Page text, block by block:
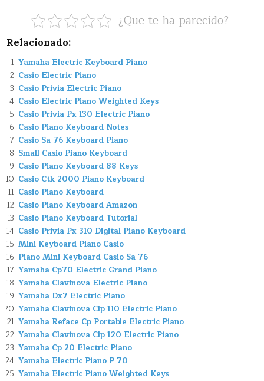
¿Que te ha parecido?
Relacionado:
Yamaha Electric Keyboard Piano
Casio Electric Piano
Casio Privia Electric Piano
Casio Electric Piano Weighted Keys
Casio Privia Px 130 Electric Piano
Casio Piano Keyboard Notes
Casio Sa 76 Keyboard Piano
Small Casio Piano Keyboard
Casio Piano Keyboard 88 Keys
Casio Ctk 2000 Piano Keyboard
Casio Piano Keyboard
Casio Piano Keyboard Amazon
Casio Piano Keyboard Tutorial
Casio Privia Px 310 Digital Piano Keyboard
Mini Keyboard Piano Casio
Piano Mini Keyboard Casio Sa 76
Yamaha Cp70 Electric Grand Piano
Yamaha Clavinova Electric Piano
Yamaha Dx7 Electric Piano
Yamaha Clavinova Clp 110 Electric Piano
Yamaha Reface Cp Portable Electric Piano
Yamaha Clavinova Clp 120 Electric Piano
Yamaha Cp 20 Electric Piano
Yamaha Electric Piano P 70
Yamaha Electric Piano Weighted Keys